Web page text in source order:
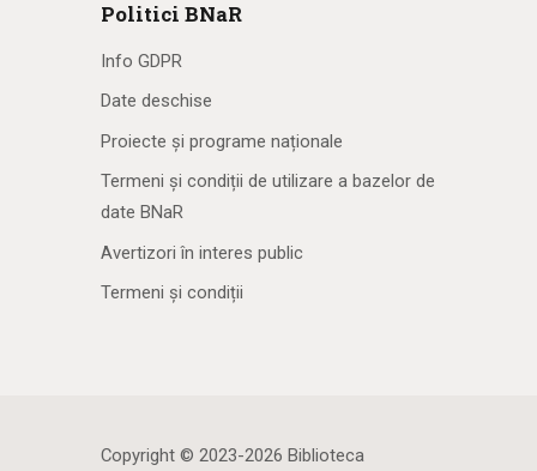
Politici BNaR
Info GDPR
Date deschise
Proiecte și programe naționale
Termeni și condiții de utilizare a bazelor de
date BNaR
Avertizori în interes public
Termeni și condiții
Copyright © 2023-2026 Biblioteca